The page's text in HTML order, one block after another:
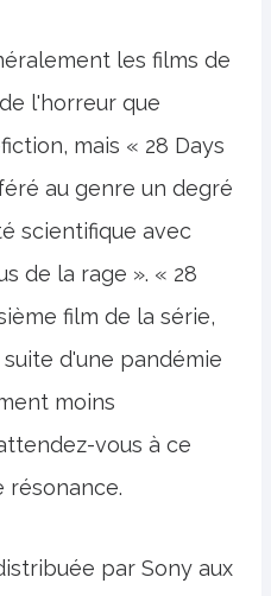
les films de
l'horreur que
mais « 28 Days
au genre un degré
scientifique avec
de la rage ». « 28
film de la série,
d'une pandémie
moins
vous à ce
résonance.
par Sony aux